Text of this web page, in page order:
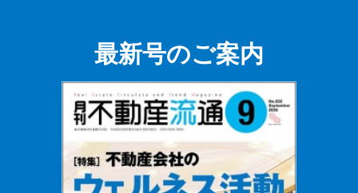
最新号のご案内